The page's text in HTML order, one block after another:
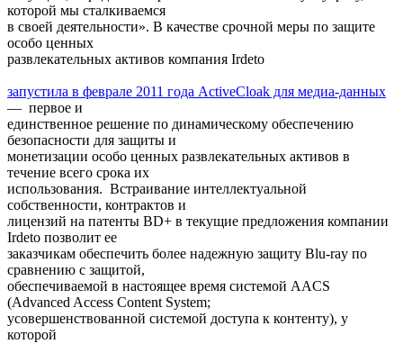
которой мы сталкиваемся
в своей деятельности». В качестве срочной меры по защите
особо ценных
развлекательных активов компания Irdeto
запустила в феврале 2011 года ActiveCloak для медиа-данных
— первое и
единственное решение по динамическому обеспечению
безопасности для защиты и
монетизации особо ценных развлекательных активов в
течение всего срока их
использования. Встраивание интеллектуальной
собственности, контрактов и
лицензий на патенты BD+ в текущие предложения компании
Irdeto позволит ее
заказчикам обеспечить более надежную защиту Blu-ray по
сравнению с защитой,
обеспечиваемой в настоящее время системой AACS
(Advanced Access Content System;
усовершенствованной системой доступа к контенту), у
которой